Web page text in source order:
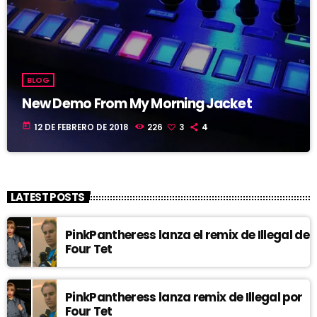
BLOG
New Demo From My Morning Jacket
today 12 DE FEBRERO DE 2018 226 3 4
LATEST POSTS
PinkPantheress lanza el remix de Illegal de
Four Tet
PinkPantheress lanza remix de Illegal por
Four Tet